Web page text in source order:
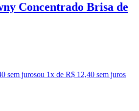
Concentrado Brisa de
sem jurosou 1x de R$ 12,40 sem juros